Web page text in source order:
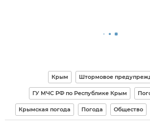
Крым Штормовое
ГУ МЧС РФ по Республике Крым
Крымская погода Погода Общество